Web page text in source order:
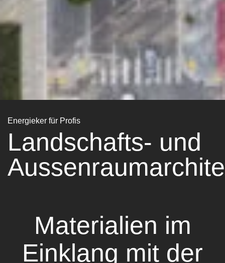
Energieker für Profis
Landschafts- und
Materialien im
Einklang mit der